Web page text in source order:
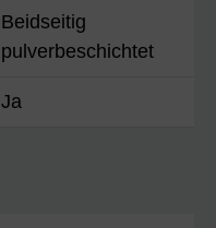
Beidseitig
pulverbeschichtet
Ja